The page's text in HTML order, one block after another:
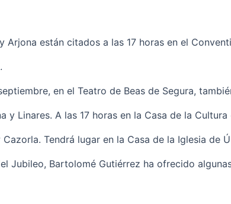
están citados a las 17 horas en el
en el Teatro de Beas de Segura,
Linares. A las 17 horas en la Casa de la Cultura
Tendrá lugar en la Casa de la Iglesia de
Jubileo, Bartolomé Gutiérrez ha ofrecido